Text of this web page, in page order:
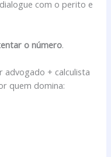
com o perito e
o número.
advogado + calculista
quem domina: